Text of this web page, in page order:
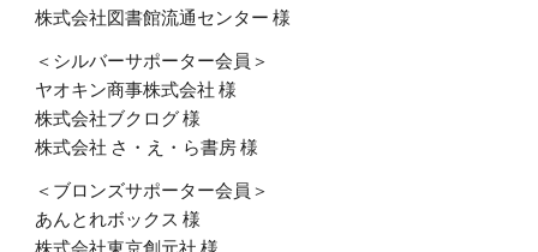
株式会社図書館流通センター 様
＜シルバーサポーター会員＞
ヤオキン商事株式会社 様
株式会社ブクログ 様
株式会社 さ・え・ら書房 様
＜ブロンズサポーター会員＞
あんとれボックス 様
株式会社東京創元社 様